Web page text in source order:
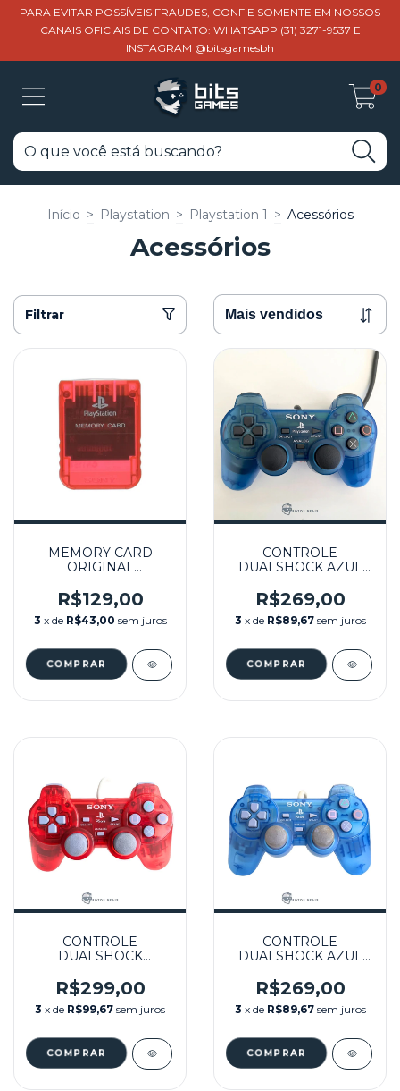
PARA EVITAR POSSÍVEIS FRAUDES, CONFIE SOMENTE EM NOSSOS
CANAIS OFICIAIS DE CONTATO: WHATSAPP (31) 3271-9537 E
INSTAGRAM @bitsgamesbh
0
Início > Playstation > Playstation 1 > Acessórios
Acessórios
Filtrar
MEMORY CARD
ORIGINAL
TRANSLUCIDO
SEMINOVO - PS1
R$129,00
3 x de R$43,00 sem juros
CONTROLE
DUALSHOCK AZUL
SEMINOVO - PS1
R$269,00
3 x de R$89,67 sem juros
CONTROLE
DUALSHOCK
TRANSLUCIDO
SEMINOVO - PS1
R$299,00
3 x de R$99,67 sem juros
CONTROLE
DUALSHOCK AZUL
SEMINOVO - PS1
R$269,00
3 x de R$89,67 sem juros